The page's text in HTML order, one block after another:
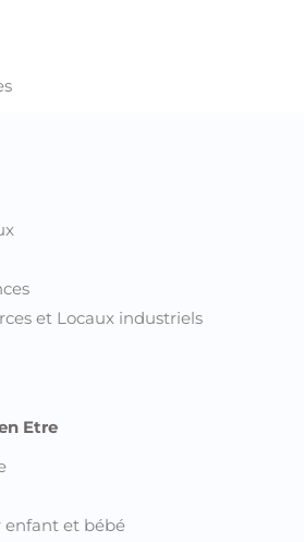
et Locaux industriels
Etre
enfant et bébé